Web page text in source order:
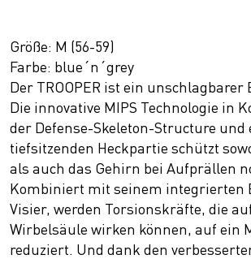
Größe: M (56-59)
Farbe: blue´n´grey
Der TROOPER ist ein unschlagbarer
Die innovative MIPS Technologie in
der Defense-Skeleton-Structure und
tiefsitzenden Heckpartie schützt
als auch das Gehirn bei Aufprällen
Kombiniert mit seinem integrierten
Visier, werden Torsionskräfte, die
Wirbelsäule wirken können, auf ein
reduziert. Und dank den